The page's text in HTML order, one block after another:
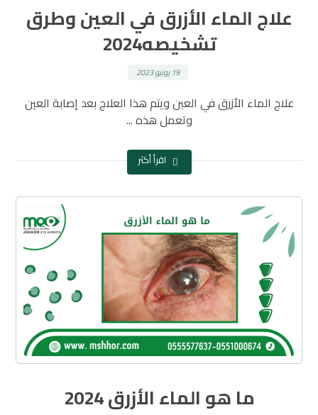
علاج الماء الأزرق في العين وطرق
تشخيصه2024
19 يونيو 2023
علاج الماء الأزرق في العين ويتم هذا العلاج بعد إصابة العين
وتعمل هذه ...
اقرأ أكثر
ما هو الماء الأزرق 2024